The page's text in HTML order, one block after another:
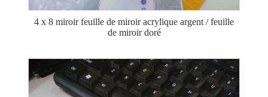
4 x 8 miroir feuille de miroir acrylique argent / feuille
de miroir doré